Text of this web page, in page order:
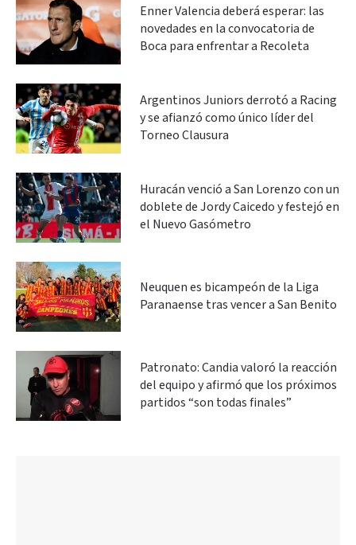
Enner Valencia deberá esperar: las
novedades en la convocatoria de
Boca para enfrentar a Recoleta
Argentinos Juniors derrotó a Racing
y se afianzó como único líder del
Torneo Clausura
Huracán venció a San Lorenzo con un
doblete de Jordy Caicedo y festejó en
el Nuevo Gasómetro
Neuquen es bicampeón de la Liga
Paranaense tras vencer a San Benito
Patronato: Candia valoró la reacción
del equipo y afirmó que los próximos
partidos “son todas finales”